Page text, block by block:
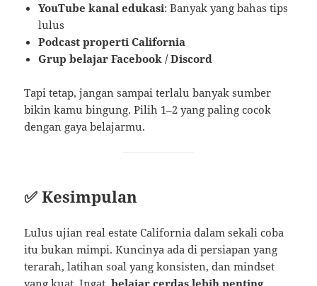
YouTube kanal edukasi: Banyak yang bahas tips
lulus
Podcast properti California
Grup belajar Facebook / Discord
Tapi tetap, jangan sampai terlalu banyak sumber
bikin kamu bingung. Pilih 1–2 yang paling cocok
dengan gaya belajarmu.
✅ Kesimpulan
Lulus ujian real estate California dalam sekali coba
itu bukan mimpi. Kuncinya ada di persiapan yang
terarah, latihan soal yang konsisten, dan mindset